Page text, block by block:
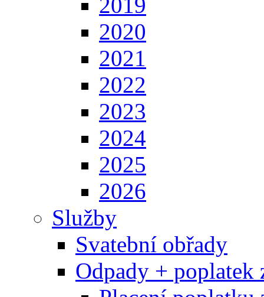
2020
2021
2022
2023
2024
2025
2026
Služby
Svatební obřady
Odpady + poplatek